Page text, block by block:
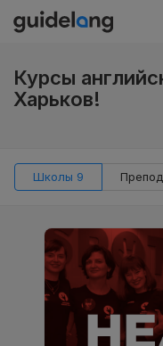
Курсы
Харьков!
Школы 9